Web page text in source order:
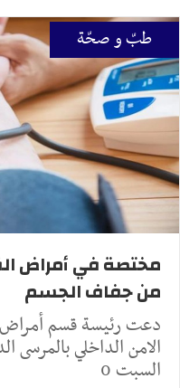
طبّ و صحّة
مختصة في أمراض
من جفاف الجسم
دعت رئيسة قسم
الامن الداخلي بالمرسى
السبت 0